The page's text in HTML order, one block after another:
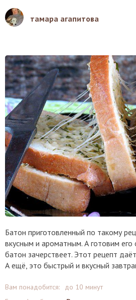
тамара агапитова
Батон приготовленный по такому
вкусным и ароматным. А готовим его
батон зачерствеет. Этот рецепт
А ещё, это быстрый и вкусный
Вам понадобится:
до 10 минут